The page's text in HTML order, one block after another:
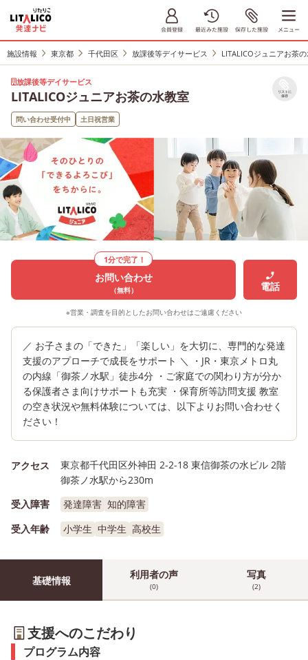
施設情報 東京都 千代田区 放課後等デイサービス LITALICOジュニアお茶
放課後等デイサービス
LITALICOジュニアお茶の水教室 リストに
保存
問い合わせ受付中 土日祝営業
1分で完了！
お問い合わせ
（無料） 電話
※営業・調査を目的としたお問い合わせはご遠慮ください
／ お子さまの「できた」「楽しい」を大切に、専門的な発達
支援のアプローチで成長をサポート ＼ ・JR・東京メトロ丸
の内線「御茶ノ水駅」徒歩4分 ・ご家庭での関わり方が分か
る保護者さま向けサポートも充実 ・保育所等訪問支援 教室
の空き状況や無料体験については、以下よりお問い合わせく
ださい！
アクセス
東京都千代田区外神田 2-2-18 東信御茶の水ビル 2階
御茶ノ水駅から230m
受入障害
発達障害 知的障害
受入年齢
小学生 中学生 高校生
基礎情報 利用者の声
(0)
写真
(2)
支援へのこだわり
プログラム内容